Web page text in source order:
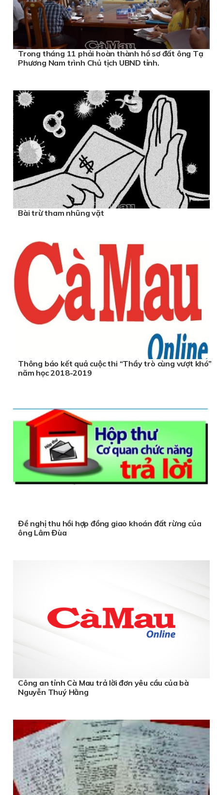
Trong tháng 11 phải hoàn thành hồ sơ đất ông Tạ
Phương Nam trình Chủ tịch UBND tỉnh.
Bài trừ tham nhũng vặt
Thông báo kết quả cuộc thi “Thầy trò cùng vượt khó”
năm học 2018-2019
Đề nghị thu hồi hợp đồng giao khoán đất rừng của
ông Lâm Đùa
Công an tỉnh Cà Mau trả lời đơn yêu cầu của bà
Nguyễn Thuý Hằng